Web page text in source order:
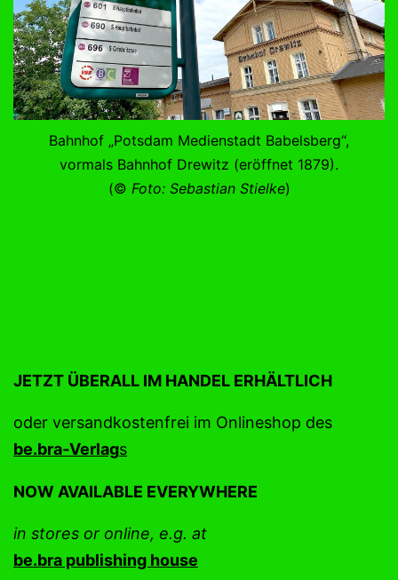
Bahnhof „Potsdam Medienstadt Babelsberg“,
vormals Bahnhof Drewitz (eröffnet 1879).
(© Foto: Sebastian Stielke)
JETZT ÜBERALL IM HANDEL ERHÄLTLICH
oder versandkostenfrei im Onlineshop des
be.bra-Verlags
NOW AVAILABLE EVERYWHERE
in stores or online, e.g. at
be.bra publishing house